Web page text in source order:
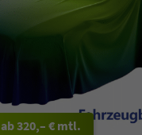
ab 320,– € mtl.